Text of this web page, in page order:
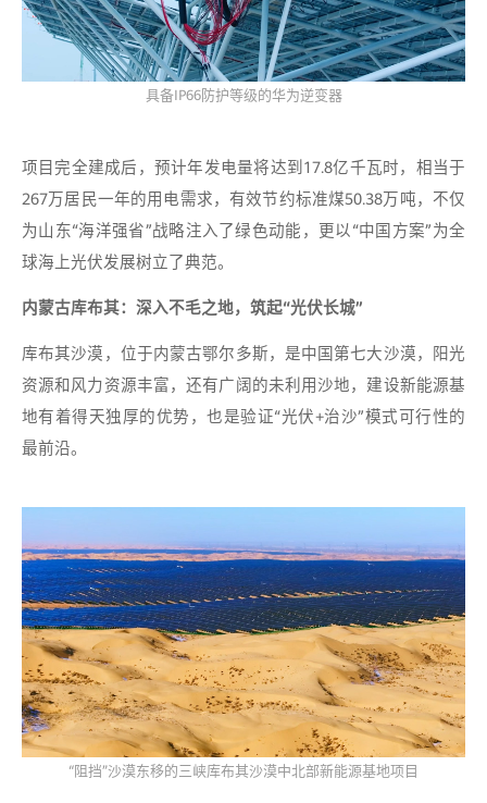
具备IP66防护等级的华为逆变器
项目完全建成后，预计年发电量将达到17.8亿千瓦时，相当于
267万居民一年的用电需求，有效节约标准煤50.38万吨，不仅
为山东“海洋强省”战略注入了绿色动能，更以“中国方案”为全
球海上光伏发展树立了典范。
内蒙古库布其：深入不毛之地，筑起“光伏长城”
库布其沙漠，位于内蒙古鄂尔多斯，是中国第七大沙漠，阳光
资源和风力资源丰富，还有广阔的未利用沙地，建设新能源基
地有着得天独厚的优势，也是验证“光伏+治沙”模式可行性的
最前沿。
“阻挡”沙漠东移的三峡库布其沙漠中北部新能源基地项目